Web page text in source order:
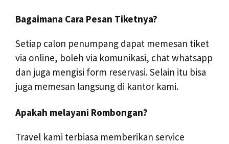
Bagaimana Cara Pesan Tiketnya?
Setiap calon penumpang dapat memesan tiket
via online, boleh via komunikasi, chat whatsapp
dan juga mengisi form reservasi. Selain itu bisa
juga memesan langsung di kantor kami.
Apakah melayani Rombongan?
Travel kami terbiasa memberikan service